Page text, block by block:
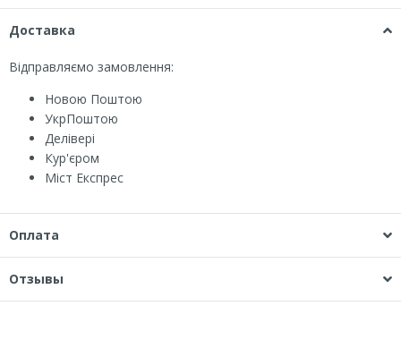
Доставка
Відправляємо замовлення:
Новою Поштою
УкрПоштою
Делівері
Кур'єром
Міст Експрес
Оплата
Отзывы